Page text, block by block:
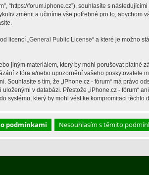
“https://forum.iphone.cz”), souhlasíte s
změnit a učiníme vše potřebné pro to, abychom
licencí „ General Public License“ a které je možno
jiným materiálem, který by mohl porušovat platné
z fóra a/nebo upozornění vašeho poskytovatele
s tím, že „iPhone.cz - fórum“ má právo
v databázi. Přestože „iPhone.cz - fórum“
systému, který by mohl vést ke kompromitaci těchto